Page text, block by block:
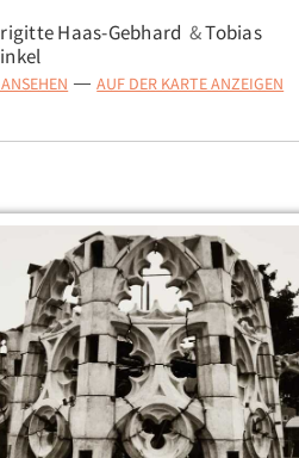
Haas-Gebhard &Tobias
— AUF DER KARTE ANZEIGEN